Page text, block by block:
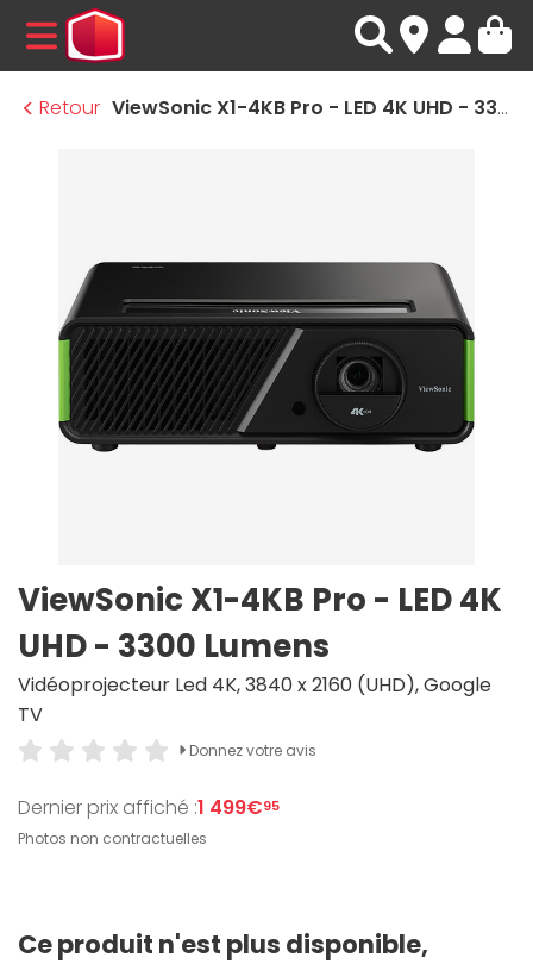
MENU
Retour
ViewSonic X1-4KB Pro - LED 4K UHD - 3300 Lumens
ViewSonic X1-4KB Pro - LED 4K
UHD - 3300 Lumens
Vidéoprojecteur Led 4K, 3840 x 2160 (UHD), Google
TV
Donnez votre avis
Dernier prix affiché :1 499€95
Photos non contractuelles
Ce produit n'est plus disponible,